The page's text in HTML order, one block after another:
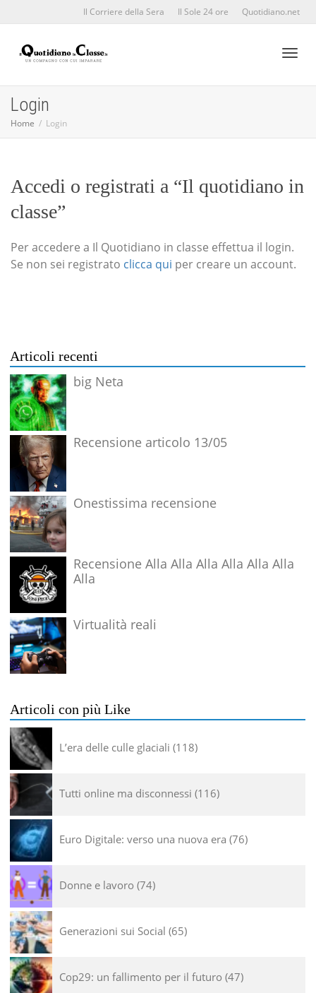
Il Corriere della Sera Il Sole 24 ore Quotidiano.net
Login
Home Login
Accedi o registrati a “Il quotidiano in
classe”
Per accedere a Il Quotidiano in classe effettua il login.
Se non sei registrato clicca qui per creare un account.
Articoli recenti
big Neta
Recensione articolo 13/05
Onestissima recensione
Recensione Alla Alla Alla Alla Alla Alla
Alla
Virtualità reali
Articoli con più Like
L’era delle culle glaciali 118
Tutti online ma disconnessi 116
Euro Digitale: verso una nuova era 76
Donne e lavoro 74
Generazioni sui Social 65
Cop29: un fallimento per il futuro 47